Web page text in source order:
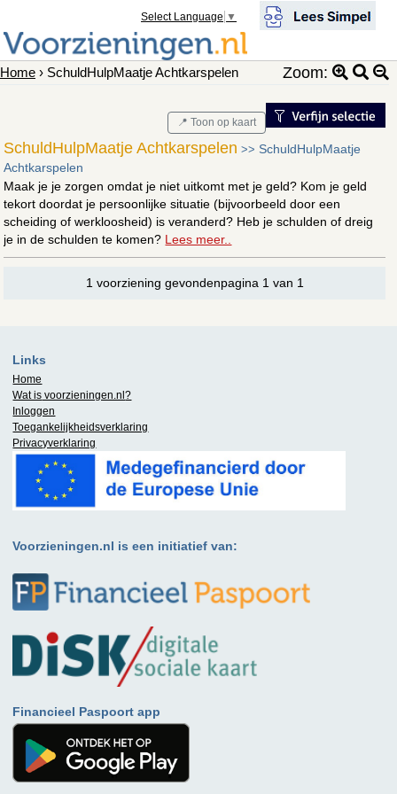
Select Language ▼
Home › SchuldHulpMaatje Achtkarspelen Zoom:
📍 Toon op kaart
SchuldHulpMaatje Achtkarspelen >> SchuldHulpMaatje
Achtkarspelen
Maak je je zorgen omdat je niet uitkomt met je geld? Kom je geld
tekort doordat je persoonlijke situatie (bijvoorbeeld door een
scheiding of werkloosheid) is veranderd? Heb je schulden of dreig
je in de schulden te komen? Lees meer..
1 voorziening gevondenpagina 1 van 1
Links
Home
Wat is voorzieningen.nl?
Inloggen
Toegankelijkheidsverklaring
Privacyverklaring
Voorzieningen.nl is een initiatief van:
Financieel Paspoort app